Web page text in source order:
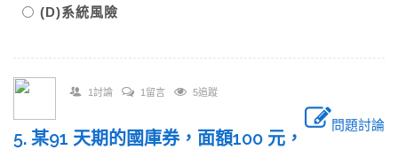
(D)系統風險
1討論 1留言 5追蹤
問題討論
5. 某91 天期的國庫券，面額100 元，